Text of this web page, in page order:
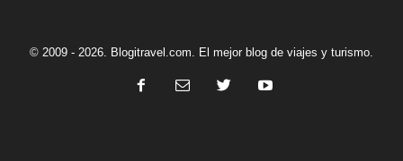
© 2009 - 2026. Blogitravel.com. El mejor blog de viajes y turismo.